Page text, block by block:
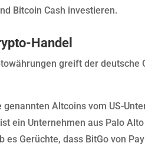
Bitcoin Cash investieren.
Handel
greift der deutsche
genannten Altcoins vom US-
ein Unternehmen aus Palo
es Gerüchte, dass BitGo von